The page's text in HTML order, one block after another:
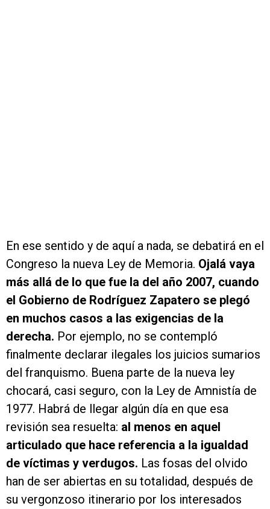
En ese sentido y de aquí a nada, se debatirá en el
Congreso la nueva Ley de Memoria. Ojalá vaya
más allá de lo que fue la del año 2007, cuando
el Gobierno de Rodríguez Zapatero se plegó
en muchos casos a las exigencias de la
derecha. Por ejemplo, no se contempló
finalmente declarar ilegales los juicios sumarios
del franquismo. Buena parte de la nueva ley
chocará, casi seguro, con la Ley de Amnistía de
1977. Habrá de llegar algún día en que esa
revisión sea resuelta: al menos en aquel
articulado que hace referencia a la igualdad
de víctimas y verdugos. Las fosas del olvido
han de ser abiertas en su totalidad, después de
su vergonzoso itinerario por los interesados